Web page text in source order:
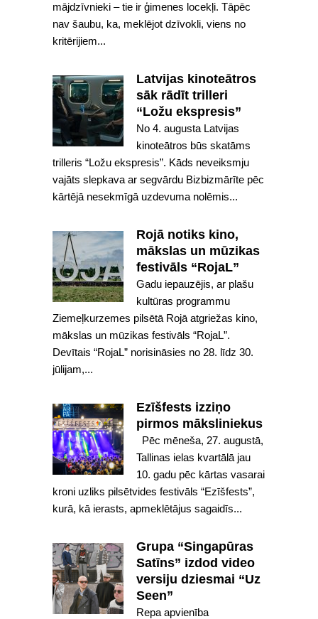
mājdzīvnieki – tie ir ģimenes locekļi. Tāpēc
nav šaubu, ka, meklējot dzīvokli, viens no
kritērijiem...
Latvijas kinoteātros
sāk rādīt trilleri
“Ložu ekspresis”
No 4. augusta Latvijas
kinoteātros būs skatāms
trilleris “Ložu ekspresis”. Kāds neveiksmju
vajāts slepkava ar segvārdu Bizbizmārīte pēc
kārtējā nesekmīgā uzdevuma nolēmis...
Rojā notiks kino,
mākslas un mūzikas
festivāls “RojaL”
Gadu iepauzējis, ar plašu
kultūras programmu
Ziemeļkurzemes pilsētā Rojā atgriežas kino,
mākslas un mūzikas festivāls “RojaL”.
Devītais “RojaL” norisināsies no 28. līdz 30.
jūlijam,...
Ezīšfests izziņo
pirmos māksliniekus
Pēc mēneša, 27. augustā,
Tallinas ielas kvartālā jau
10. gadu pēc kārtas vasarai
kroni uzliks pilsētvides festivāls “Ezīšfests”,
kurā, kā ierasts, apmeklētājus sagaidīs...
Grupa “Singapūras
Satīns” izdod video
versiju dziesmai “Uz
Seen”
Repa apvienība